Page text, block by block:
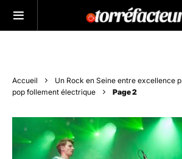
Accueil
Un Rock en Seine entre excellence
pop follement électrique
Page 2